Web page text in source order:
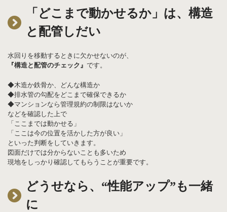
「どこまで動かせるか」は、構造
と配管しだい
水回りを移動するときに欠かせないのが、
『構造と配管のチェック』 です。
◆木造か鉄骨か、どんな構造か
◆排水管の勾配をどこまで確保できるか
◆マンションなら管理規約の制限はないか
などを確認した上で
「ここまでは動かせる」
「ここは今の位置を活かした方が良い」
といった判断をしていきます。
図面だけでは分からないことも多いため
現地をしっかり確認してもらうことが重要です。
どうせなら、“性能アップ”も一緒
に